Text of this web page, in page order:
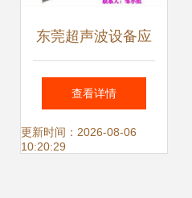
东莞超声波设备应
用新篇章 厂家直销
的优势与未来
查看详情
更新时间：2026-08-06
10:20:29